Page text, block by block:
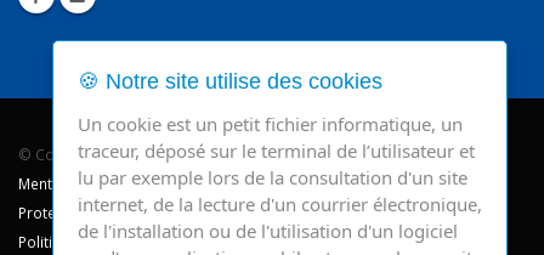
© Copyright 2026 - CHR Verviers.
Mentions légales
Protection des données
Politique de cookie
🍪 Notre site utilise des cookies
Un cookie est un petit fichier informatique, un
traceur, déposé sur le terminal de l’utilisateur et
lu par exemple lors de la consultation d'un site
internet, de la lecture d'un courrier électronique,
de l'installation ou de l'utilisation d'un logiciel